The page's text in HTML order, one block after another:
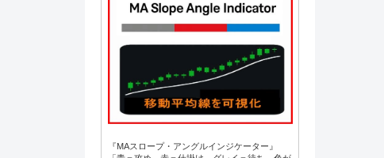
『MAスロープ・アングルインジケーター』